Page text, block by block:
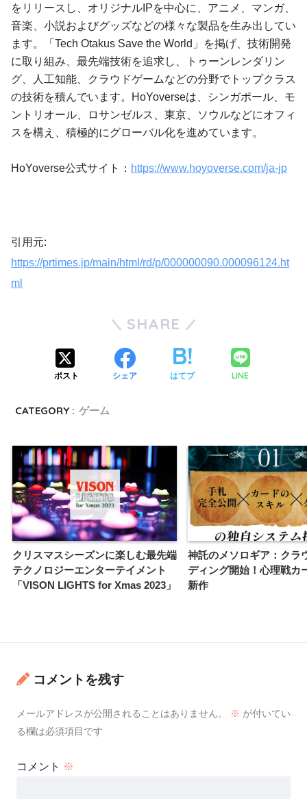
をリリースし、オリジナルIPを中心に、アニメ、マンガ、
音楽、小説およびグッズなどの様々な製品を生み出してい
ます。「Tech Otakus Save the World」を掲げ、技術開発
に取り組み、最先端技術を追求し、トゥーンレンダリン
グ、人工知能、クラウドゲームなどの分野でトップクラス
の技術を積んでいます。HoYoverseは、シンガポール、モ
ントリオール、ロサンゼルス、東京、ソウルなどにオフィ
スを構え、積極的にグローバル化を進めています。
HoYoverse公式サイト： https://www.hoyoverse.com/ja-jp
引用元:
https://prtimes.jp/main/html/rd/p/000000090.000096124.ht
ml
SHARE
ポスト シェア はてブ LINE
CATEGORY : ゲーム
クリスマスシーズンに楽しむ最先端
テクノロジーエンターテイメント
「VISON LIGHTS for Xmas 2023」
神託のメソロギア：クラ
ディング開始！心理戦カ
新作
コメントを残す
メールアドレスが公開されることはありません。 ※ が付いてい
る欄は必須項目です
コメント ※